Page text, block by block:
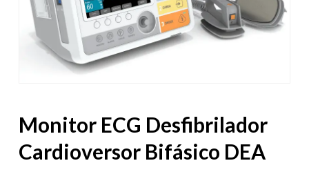
Monitor ECG Desfibrilador
Cardioversor Bifásico DEA